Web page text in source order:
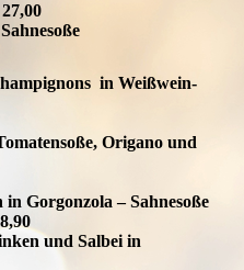
in Weißwein-
Origano und
Gorgonzola – Sahnesoße
und Salbei in